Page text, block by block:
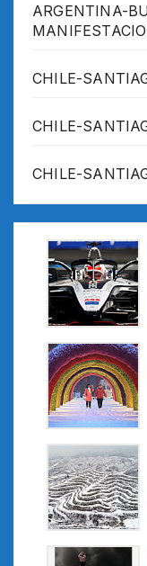
ARGENTINA-
CHILE-
CHILE-
CHILE-